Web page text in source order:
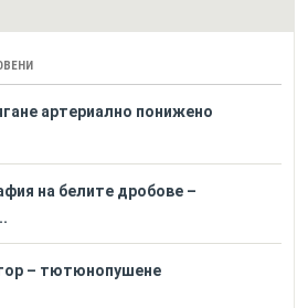
артериално понижено
на белите дробове –
– тютюнопушене